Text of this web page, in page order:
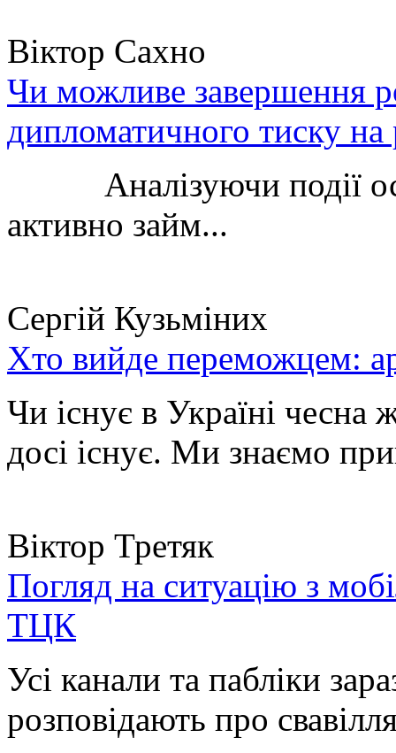
Віктор Сахно
Чи можливе завершення
дипломатичного тиску
Аналізуючи події
активно займ...
Сергій Кузьміних
Хто вийде переможцем:
Чи існує в Україні чесна
досі існує. Ми знаємо
Віктор Третяк
Погляд на ситуацію з
ТЦК
Усі канали та пабліки
розповідають про